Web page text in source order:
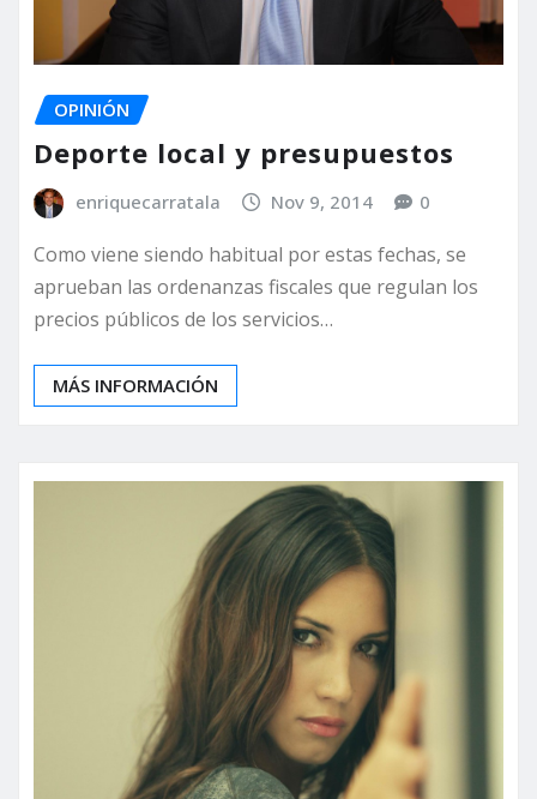
OPINIÓN
Deporte local y presupuestos
enriquecarratala Nov 9, 2014 0
Como viene siendo habitual por estas fechas, se
aprueban las ordenanzas fiscales que regulan los
precios públicos de los servicios…
MÁS INFORMACIÓN